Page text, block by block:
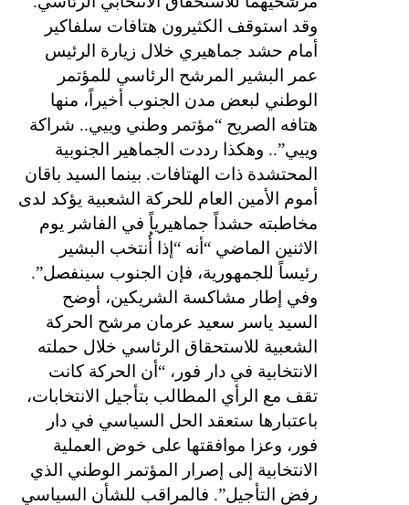
وقد استوقف الكثيرون هتافات سلفاكير
أمام حشد جماهيري خلال زيارة الرئيس
عمر البشير المرشح الرئاسي للمؤتمر
الوطني لبعض مدن الجنوب أخيراً، منها
هتافه الصريح “مؤتمر وطني وييي.. شراكة
وييي”.. وهكذا رددت الجماهير الجنوبية
المحتشدة ذات الهتافات. بينما السيد باقان
أموم الأمين العام للحركة الشعبية يؤكد لدى
مخاطبته حشداً جماهيرياً في الفاشر يوم
الاثنين الماضي “أنه “إذا أُنتخب البشير
رئيساً للجمهورية، فإن الجنوب سينفصل”.
وفي إطار مشاكسة الشريكين، أوضح
السيد ياسر سعيد عرمان مرشح الحركة
الشعبية للاستحقاق الرئاسي خلال حملته
الانتخابية في دار فور، “أن الحركة كانت
تقف مع الرأي المطالب بتأجيل الانتخابات،
باعتبارها ستعقد الحل السياسي في دار
فور، وعزا موافقتها على خوض العملية
الانتخابية إلى إصرار المؤتمر الوطني الذي
رفض التأجيل”. فالمراقب للشأن السياسي